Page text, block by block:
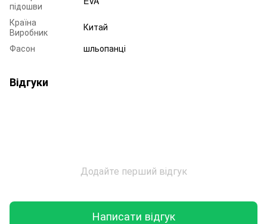
підошви
Країна
Виробник
Китай
Фасон
шльопанці
Відгуки
Додайте перший відгук
Написати відгук